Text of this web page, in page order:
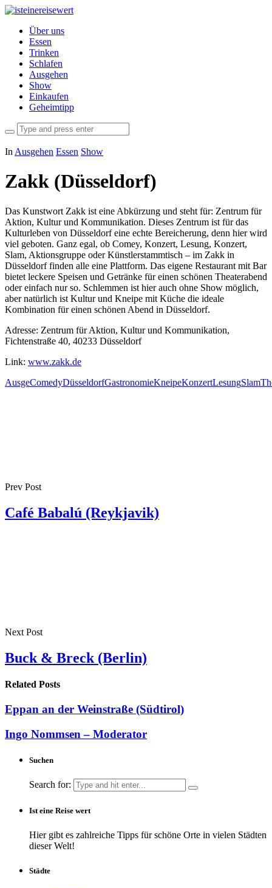
Über uns
Essen
Trinken
Schlafen
Ausgehen
Show
Einkaufen
Geheimtipp
In Ausgehen Essen Show
Zakk (Düsseldorf)
Das Kunstwort Zakk ist eine Abkürzung und steht für: Zentrum für
Aktion, Kultur und Kommunikation. Dieses Zentrum ist für das
Kulturleben von Düsseldorf eine echte Bereicherung, denn hier wird
viel geboten. Ganz egal, ob Comey, Konzert, Lesung, Konzert,
Slam, Aktionsgruppe oder Künstlerstammtisch – im Zakk in
Düsseldorf finden alle eine Plattform. Das eigene Restaurant mit Bar
bietet leckere Speisen und Getränke für einen schönen Theaterabend
oder einfach nur so. Schlemmen ist hier auch ohne Show möglich,
aber natürlich ist Kultur und Kneipe mit Küche die ideale
Kombination für einen schönen Abend in Düsseldorf.
Adresse: Zentrum für Aktion, Kultur und Kommunikation,
Fichtenstraße 40, 40233 Düsseldorf
Link: www.zakk.de
AusgeComedyDüsseldorfGastronomieKneipeKonzertLesungSlam
Prev Post
Café Babalú (Reykjavik)
Next Post
Buck & Breck (Berlin)
Related Posts
Eppan an der Weinstraße (Südtirol)
Ingo Nommsen – Moderator
Suchen
Search for:
Ist eine Reise wert
Hier gibt es zahlreiche Tipps für schöne Orte in vielen Städten
dieser Welt!
Städte